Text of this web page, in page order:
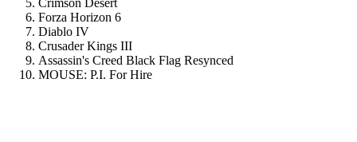
Crimson Desert
Forza Horizon 6
Diablo IV
Crusader Kings III
Assassin's Creed Black Flag Resynced
MOUSE: P.I. For Hire